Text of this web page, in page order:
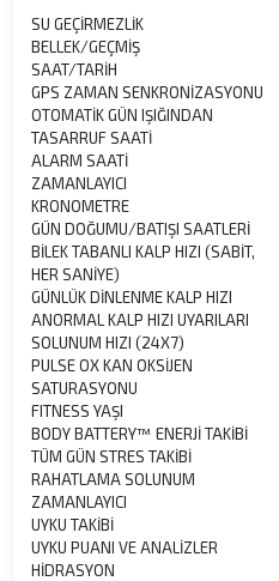
SU GEÇİRMEZLİK
BELLEK/GEÇMİŞ
SAAT/TARİH
GPS ZAMAN SENKRONİZASYONU
OTOMATİK GÜN IŞIĞINDAN
TASARRUF SAATİ
ALARM SAATİ
ZAMANLAYICI
KRONOMETRE
GÜN DOĞUMU/BATIŞI SAATLERİ
BİLEK TABANLI KALP HIZI (SABİT,
HER SANİYE)
GÜNLÜK DİNLENME KALP HIZI
ANORMAL KALP HIZI UYARILARI
SOLUNUM HIZI (24X7)
PULSE OX KAN OKSİJEN
SATURASYONU
FITNESS YAŞI
BODY BATTERY™ ENERJİ TAKİBİ
TÜM GÜN STRES TAKİBİ
RAHATLAMA SOLUNUM
ZAMANLAYICI
UYKU TAKİBİ
UYKU PUANI VE ANALİZLER
HİDRASYON